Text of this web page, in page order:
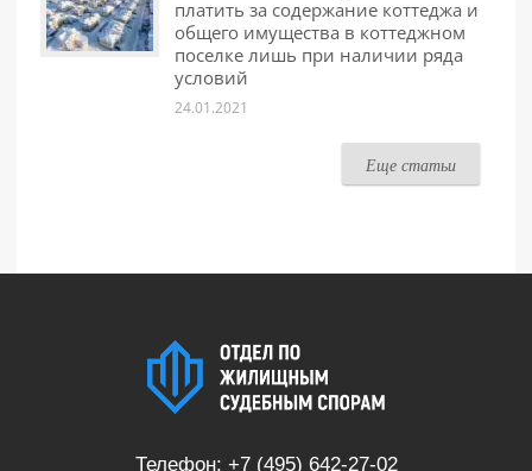
платить за содержание коттеджа и
общего имущества в коттеджном
поселке лишь при наличии ряда
условий
24.01.2021
Еще статьи
Телефон: +7 (495) 642-27-02